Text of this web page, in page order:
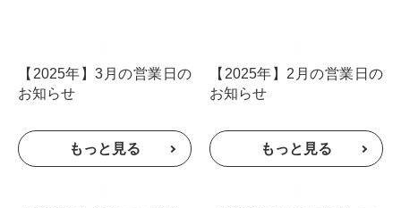
【2025年】3月の営業日の
お知らせ
【2025年】2月の営業日の
お知らせ